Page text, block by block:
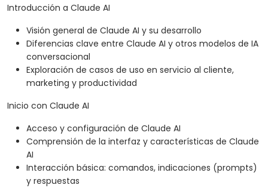
Introducción a Claude AI
Visión general de Claude AI y su desarrollo
Diferencias clave entre Claude AI y otros modelos de IA
conversacional
Exploración de casos de uso en servicio al cliente,
marketing y productividad
Inicio con Claude AI
Acceso y configuración de Claude AI
Comprensión de la interfaz y características de Claude
AI
Interacción básica: comandos, indicaciones (prompts)
y respuestas